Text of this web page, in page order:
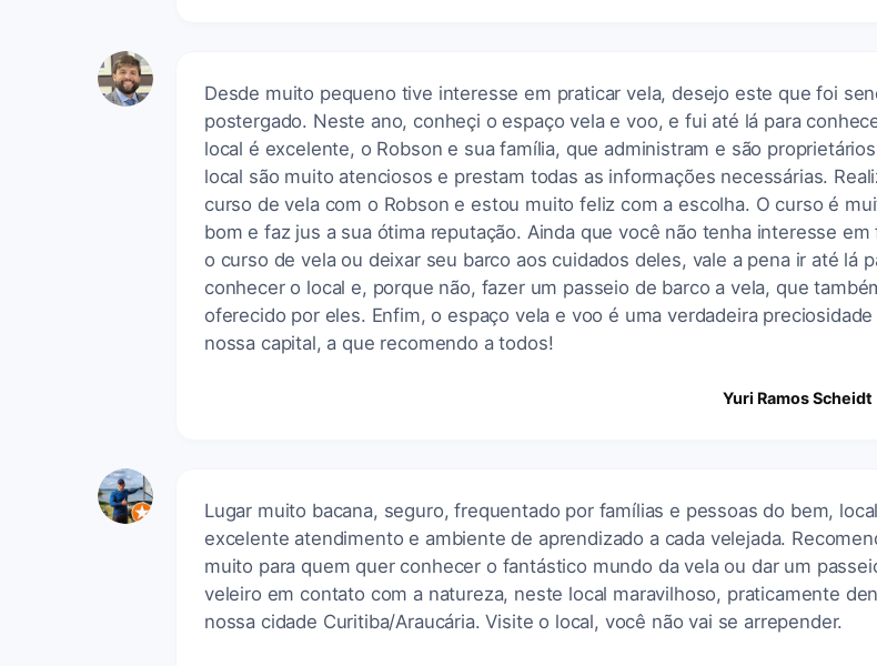
Desde muito pequeno tive interesse em praticar vela, desejo este que foi
postergado. Neste ano, conheçi o espaço vela e voo, e fui até lá para
local é excelente, o Robson e sua família, que administram e são
local são muito atenciosos e prestam todas as informações necessárias.
curso de vela com o Robson e estou muito feliz com a escolha. O curso é
bom e faz jus a sua ótima reputação. Ainda que você não tenha interesse em
o curso de vela ou deixar seu barco aos cuidados deles, vale a pena ir até lá
conhecer o local e, porque não, fazer um passeio de barco a vela, que
oferecido por eles. Enfim, o espaço vela e voo é uma verdadeira preciosidade
nossa capital, a que recomendo a todos!
Yuri Ramos Scheidt
Lugar muito bacana, seguro, frequentado por famílias e pessoas do bem,
excelente atendimento e ambiente de aprendizado a cada velejada.
muito para quem quer conhecer o fantástico mundo da vela ou dar um
veleiro em contato com a natureza, neste local maravilhoso, praticamente
nossa cidade Curitiba/Araucária. Visite o local, você não vai se arrepender.